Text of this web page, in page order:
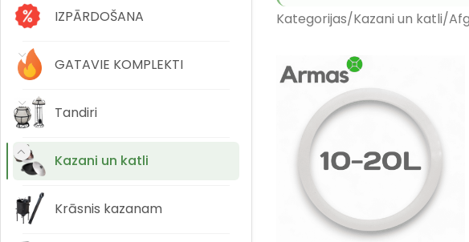
IZPĀRDOŠANA
GATAVIE KOMPLEKTI
Tandiri
Kazani un katli
Krāsnis kazanam
Kategorijas Kazani un katli